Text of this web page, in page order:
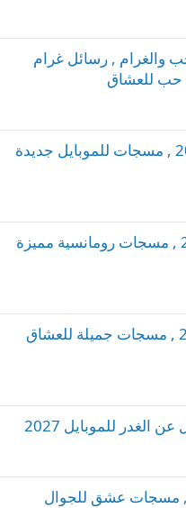
والغرام , رسائل غرام
رسائل قصيرة للموبايل 2027 , مسجات للموبايل جديدة
عبارات غرامية للجوال 2027 , مسجات رومانسية مميزة
رسائل مسائية للعشاق 2027 , مسجات جميلة للعشاق
رسائل حب للموبايل 2027 , مسجات عشق للجوال